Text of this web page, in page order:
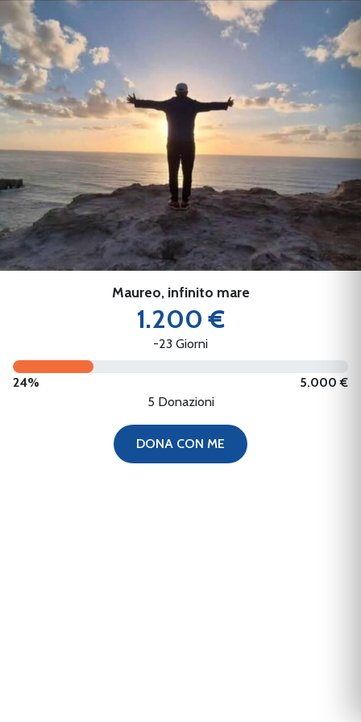
Maureo, infinito mare
1.200 €
-23 Giorni
24%
5.000 €
5 Donazioni
DONA CON ME